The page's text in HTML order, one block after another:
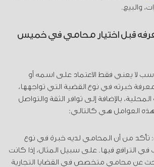
والبيع.
قبل اختيار محامي في خميس
لا يعني فقط الاعتماد على اسمه أو
خبرته في نوع القضية التي تواجهها،
بالإضافة إلى توافر الثقة والتواصل
العوامل هي كالتالي:
تأكد من أن المحامي لديه خبرة في نوع
في الترافع فيها. على سبيل المثال، إذا كانت
عن محامي متخصص في القضايا التجارية